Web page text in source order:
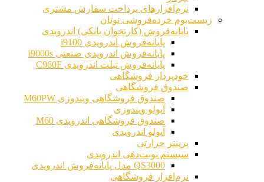
نرم‌افزارهای پرداخت سفارش مشتری
زیست‌بوم خرده‌فروشی توتان
پایانه‌فروش (کارتخوان بانکی) اندرویدی
پایانه‌فروش اندرویدی i9100
پایانه‌فروش اندرویدی صنعتی i9000s
پایانه‌فروش تبلت اندرویدی C960F
خودپرداز فروشگاهی
صندوق فروشگاهی
صندوق فروشگاهی ویندوزی M60PW
آپولو ویندوزی
صندوق فروشگاهی اندرویدی M60
آپولو اندرویدی
پرینتر حرارتی
سیستم نوبت‌دهی اندرویدی
QS3000 مدل پایانه‌فروش اندرویدی
نرم‌افزار فروشگاهی